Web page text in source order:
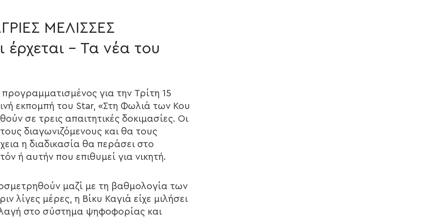
ΜΕΛΙΣΣΕΣ
έρχεται – Τα νέα του
προγραμματισμένος για την Τρίτη 15
εκπομπή του Star, «Στη Φωλιά των Κου
σε τρεις απαιτητικές δοκιμασίες. Οι
διαγωνιζόμενους και θα τους
η διαδικασία θα περάσει στο
ή αυτήν που επιθυμεί για νικητή.
μαζί με τη βαθμολογία των
λίγες μέρες, η Βίκυ Καγιά είχε μιλήσει
στο σύστημα ψηφοφορίας και